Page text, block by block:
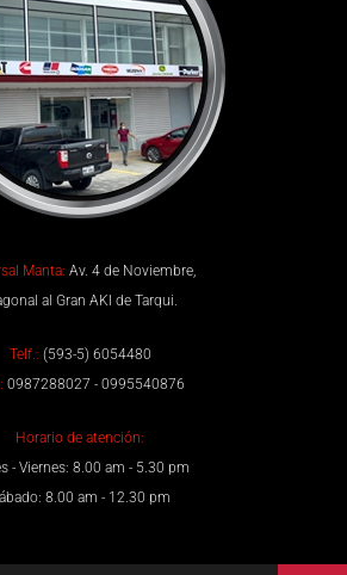
Manta: Av. 4 de Noviembre,
al Gran AKI de Tarqui.
Telf.: (593-5) 6054480
0987288027 - 0995540876
Horario de atención:
- Viernes: 8.00 am - 5.30 pm
8.00 am - 12.30 pm